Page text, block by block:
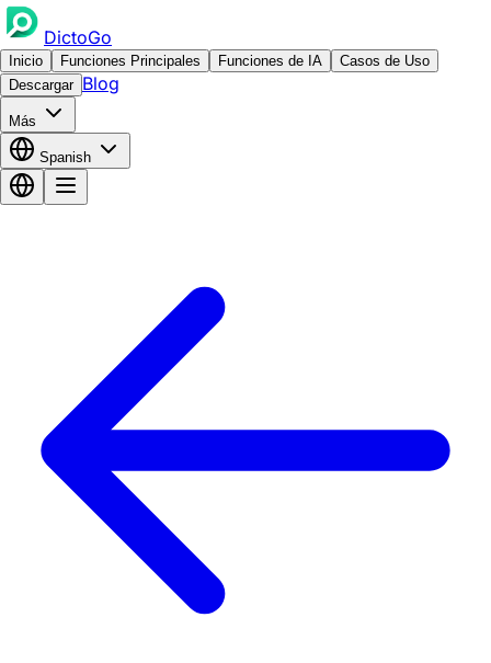
DictoGo
Inicio Funciones Principales Funciones de IA
Casos de Uso
Descargar Blog
Más
Spanish